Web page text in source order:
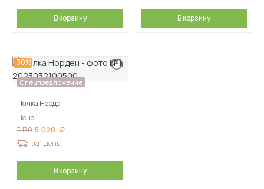
В корзину В корзину
-30%
Спецпредложение
Полка Норден
Цена
7 170 5 020
за 1 день
В корзину